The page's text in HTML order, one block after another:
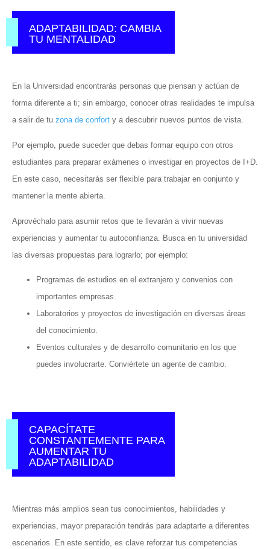
ADAPTABILIDAD: CAMBIA
TU MENTALIDAD
En la Universidad encontrarás personas que piensan y actúan de
forma diferente a ti; sin embargo, conocer otras realidades te impulsa
a salir de tu zona de confort y a descubrir nuevos puntos de vista.
Por ejemplo, puede suceder que debas formar equipo con otros
estudiantes para preparar exámenes o investigar en proyectos de I+D.
En este caso, necesitarás ser flexible para trabajar en conjunto y
mantener la mente abierta.
Aprovéchalo para asumir retos que te llevarán a vivir nuevas
experiencias y aumentar tu autoconfianza. Busca en tu universidad
las diversas propuestas para lograrlo; por ejemplo:
Programas de estudios en el extranjero y convenios con
importantes empresas.
Laboratorios y proyectos de investigación en diversas áreas
del conocimiento.
Eventos culturales y de desarrollo comunitario en los que
puedes involucrarte. Conviértete un agente de cambio.
CAPACÍTATE
CONSTANTEMENTE PARA
AUMENTAR TU
ADAPTABILIDAD
Mientras más amplios sean tus conocimientos, habilidades y
experiencias, mayor preparación tendrás para adaptarte a diferentes
escenarios. En este sentido, es clave reforzar tus competencias